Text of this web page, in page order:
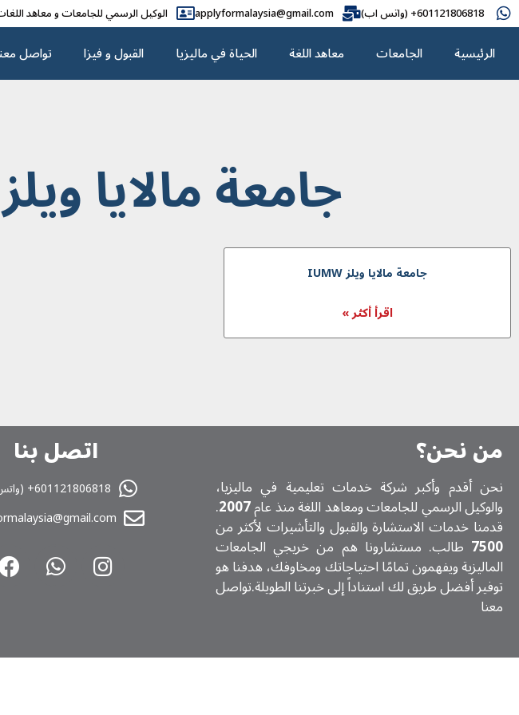
601121806818+ (واتس اب) applyformalaysia@gmail.com الوکیل الرسمي للجامعات و معاهد اللغات في
الرئيسية الجامعات معاهد اللغة الحياة في ماليزيا القبول و فیزا تواصل
جامعة مالايا
جامعة مالايا ويلز IUMW
اقرأ أكثر »
من نحن؟
نحن أقدم وأكبر شركة خدمات تعلیمیة في ماليزيا،
والوكيل الرسمي للجامعات ومعاهد اللغة منذ عام2007
.
قدمنا خدمات الاستشارة والقبول والتأشيرات لأكثر من
7500 طالب. مستشارونا هم من خريجي الجامعات
الماليزية ويفهمون تمامًا احتياجاتك ومخاوفك، هدفنا هو
توفير أفضل طريق لك استناداً إلى خبرتنا الطويلة.تواصل
معنا
اتصل بنا
601121806818+ (واتس اپ )